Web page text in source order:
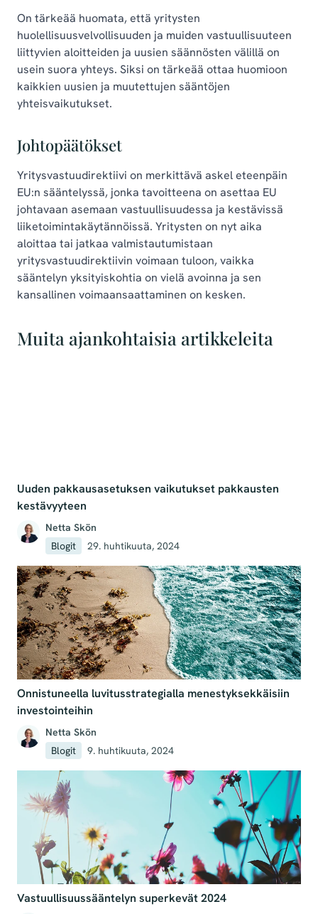
On tärkeää huomata, että yritysten
huolellisuusvelvollisuuden ja muiden vastuullisuuteen
liittyvien aloitteiden ja uusien säännösten välillä on
usein suora yhteys. Siksi on tärkeää ottaa huomioon
kaikkien uusien ja muutettujen sääntöjen
yhteisvaikutukset.
Johtopäätökset
Yritysvastuudirektiivi on merkittävä askel eteenpäin
EU:n sääntelyssä, jonka tavoitteena on asettaa EU
johtavaan asemaan vastuullisuudessa ja kestävissä
liiketoimintakäytännöissä. Yritysten on nyt aika
aloittaa tai jatkaa valmistautumistaan
yritysvastuudirektiivin voimaan tuloon, vaikka
sääntelyn yksityiskohtia on vielä avoinna ja sen
kansallinen voimaansaattaminen on kesken.
Muita ajankohtaisia artikkeleita
Uuden pakkausasetuksen vaikutukset pakkausten
kestävyyteen
Netta Skön
Blogit
29. huhtikuuta, 2024
Onnistuneella luvitusstrategialla menestyksekkäisiin
investointeihin
Netta Skön
Blogit
9. huhtikuuta, 2024
Vastuullisuussääntelyn superkevät 2024